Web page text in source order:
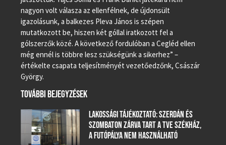
nagyon volt válasza az ellenfélnek, de újdonsült
igazolásunk, a balkezes Pleva János is szépen
mutatkozott be, hiszen két góllal iratkozott fel a
gólszerzők közé. A következő fordulóban a Cegléd ellen
még ennél is többre lesz szükségünk a sikerhez” –
értékelte csapata teljesítményét vezetőedzőnk, Császár
György.
TOVÁBBI BEJEGYZÉSEK
LAKOSSÁGI TÁJÉKOZTATÓ: SZERDÁN ÉS
SZOMBATON ZÁRVA TART A TVE SZÉKHÁZ,
A FUTÓPÁLYA NEM HASZNÁLHATÓ